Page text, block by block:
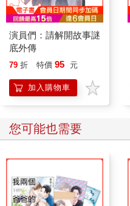
演員們：請解開故事謎
底外傳
79 折 特價 95 元
加入購物車
您可能也需要